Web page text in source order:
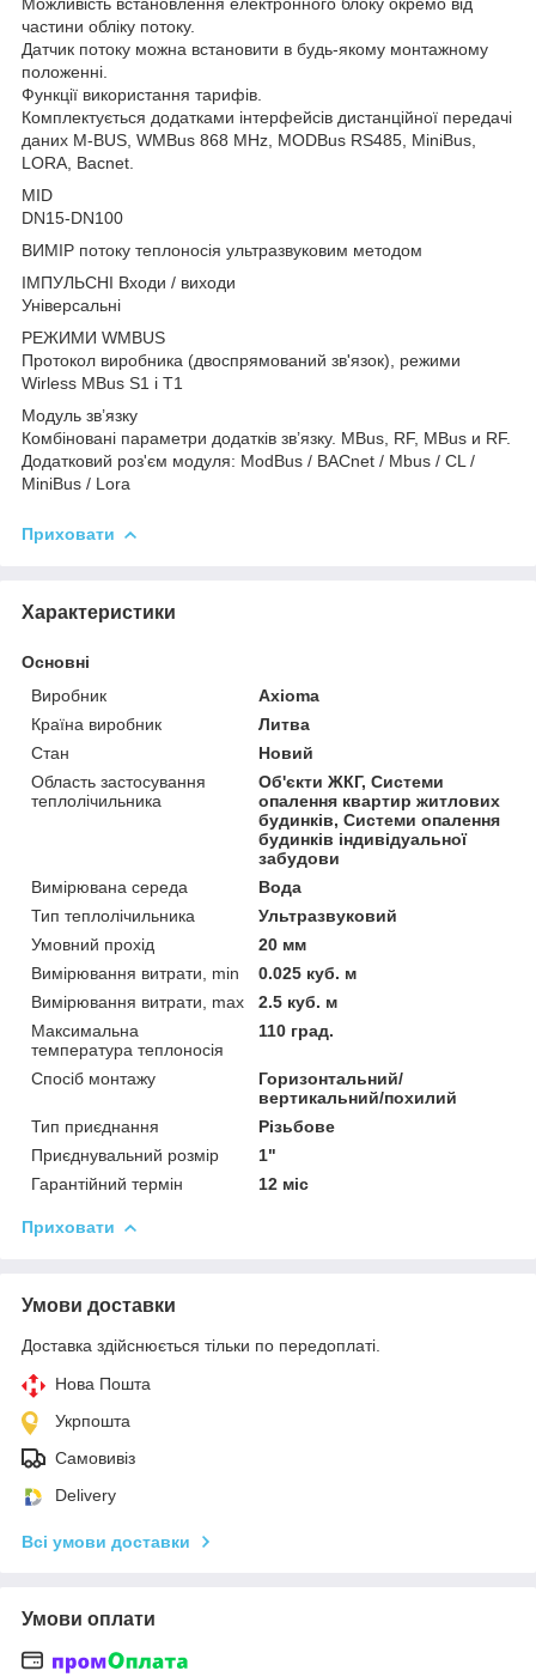
частини обліку потоку.
Датчик потоку можна встановити в будь-якому монтажному
положенні.
Функції використання тарифів.
Комплектується додатками інтерфейсів дистанційної передачі
даних M-BUS, WMBus 868 MHz, MODBus RS485, MiniBus,
LORA, Bacnet.
MID
DN15-DN100
ВИМІР потоку теплоносія ультразвуковим методом
ІМПУЛЬСНІ Входи / виходи
Універсальні
РЕЖИМИ WMBUS
Протокол виробника (двоспрямований зв'язок), режими
Wirless MBus S1 і T1
Модуль зв’язку
Комбіновані параметри додатків зв’язку. MBus, RF, MBus и RF.
Додатковий роз'єм модуля: ModBus / BACnet / Mbus / CL /
MiniBus / Lora
Приховати
Характеристики
Основні
Виробник
Axioma
Країна виробник
Литва
Стан
Новий
Область застосування
теплолічильника
Об'єкти ЖКГ, Системи
опалення квартир житлових
будинків, Системи опалення
будинків індивідуальної
забудови
Вимірювана середа
Вода
Тип теплолічильника
Ультразвуковий
Умовний прохід
20 мм
Вимірювання витрати, min
0.025 куб. м
Вимірювання витрати, max
2.5 куб. м
Максимальна
температура теплоносія
110 град.
Спосіб монтажу
Горизонтальний/
вертикальний/похилий
Тип приєднання
Різьбове
Приєднувальний розмір
1"
Гарантійний термін
12 міс
Приховати
Умови доставки
Доставка здійснюється тільки по передоплаті.
Нова Пошта
Укрпошта
Самовивіз
Delivery
Всі умови доставки
Умови оплати